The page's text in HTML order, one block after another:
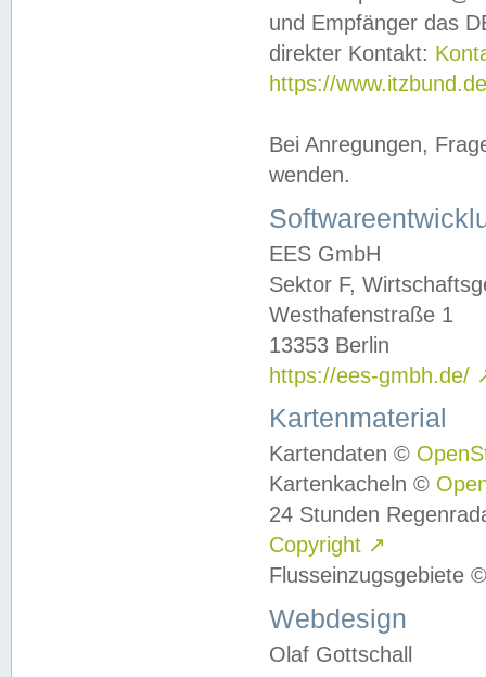
und Empfänger das
direkter Kontakt:
https://
Bei Anregungen,
wenden.
EES GmbH
Sektor F,
Westhafenstraße 1
13353 Berlin
https://ees-gmbh.de/
Kartenmaterial
Kartendaten ©
Kartenkacheln ©
24 Stunden
Copyright ↗
Flusseinzugsgebiete
Webdesign
Olaf Gottschall